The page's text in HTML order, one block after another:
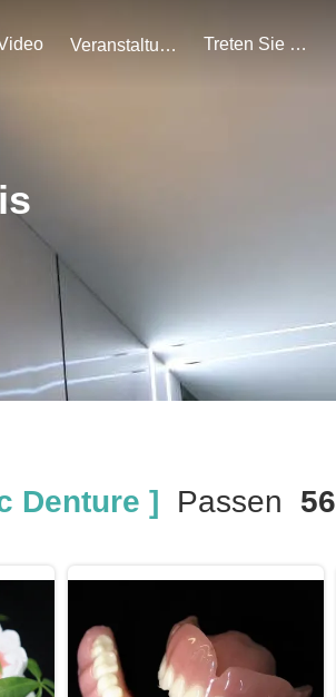
Veranstaltungen Treten Sie Mit Uns In Verbindung
Denture ] Passen 56